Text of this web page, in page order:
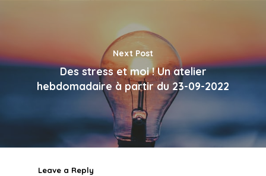
Next Post
Des stress et moi ! Un atelier
hebdomadaire à partir du 23-09-2022
Leave a Reply